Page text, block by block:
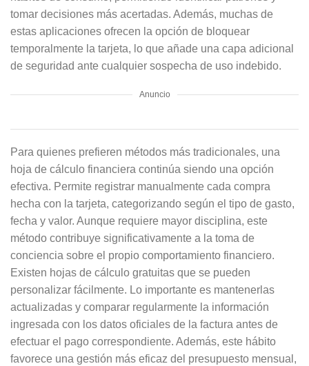
tomar decisiones más acertadas. Además, muchas de
estas aplicaciones ofrecen la opción de bloquear
temporalmente la tarjeta, lo que añade una capa adicional
de seguridad ante cualquier sospecha de uso indebido.
Anuncio
Para quienes prefieren métodos más tradicionales, una
hoja de cálculo financiera continúa siendo una opción
efectiva. Permite registrar manualmente cada compra
hecha con la tarjeta, categorizando según el tipo de gasto,
fecha y valor. Aunque requiere mayor disciplina, este
método contribuye significativamente a la toma de
conciencia sobre el propio comportamiento financiero.
Existen hojas de cálculo gratuitas que se pueden
personalizar fácilmente. Lo importante es mantenerlas
actualizadas y comparar regularmente la información
ingresada con los datos oficiales de la factura antes de
efectuar el pago correspondiente. Además, este hábito
favorece una gestión más eficaz del presupuesto mensual,